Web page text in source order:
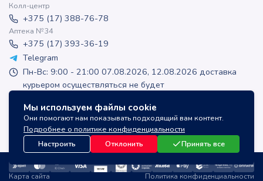
Мы используем файлы cookie
Они помогают нам показывать подходящий вам контент.
Подробнее о политике конфиденциальности
Настроить
Отклонить Принять все
Колл-центр
+375 (17) 388-76-78
Аптека №34
+375 (17) 393-36-19
Telegram
Пн-Вс: 9:00 - 21:00 07.08.2026, 12.08.2026 доставка
курьером осуществляться не будет
inlek_apteka
inlek_apteka
Карта сайта Политика конфиденциальности